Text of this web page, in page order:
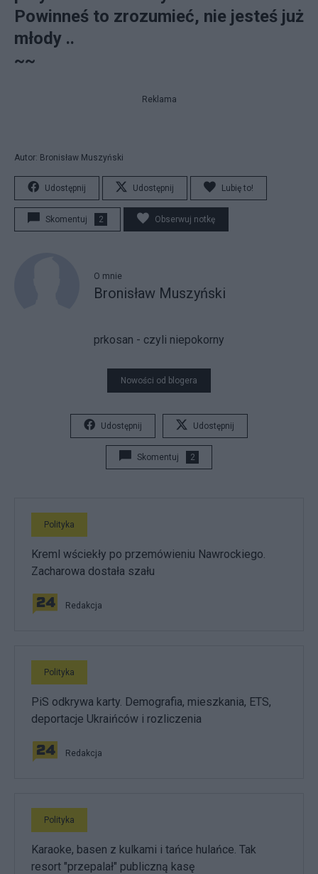
Powinneś to zrozumieć, nie jesteś już
młody ..
~~
Reklama
Autor: Bronisław Muszyński
Udostępnij Udostępnij Lubię to!
Skomentuj 2 Obserwuj notkę
O mnie
Bronisław Muszyński
prkosan - czyli niepokorny
Nowości od blogera
Udostępnij Udostępnij
Skomentuj 2
Polityka
Kreml wściekły po przemówieniu Nawrockiego.
Zacharowa dostała szału
Redakcja
Polityka
PiS odkrywa karty. Demografia, mieszkania, ETS,
deportacje Ukraińców i rozliczenia
Redakcja
Polityka
Karaoke, basen z kulkami i tańce hulańce. Tak
resort "przepalał" publiczną kasę